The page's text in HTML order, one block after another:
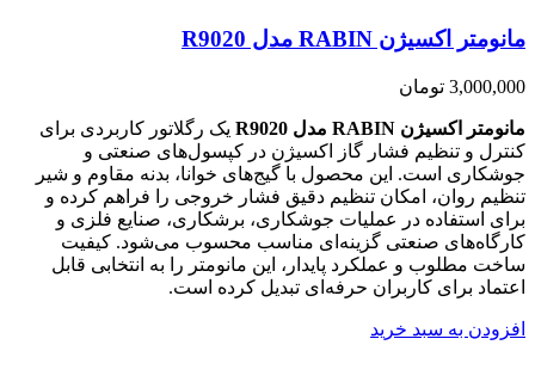
مانومتر اکسیژن RABIN مدل R9020
3,000,000 تومان
مانومتر اکسیژن RABIN مدل R9020
یک رگلاتور کاربردی برای
کنترل و تنظیم فشار گاز اکسیژن در کپسول‌های صنعتی و
جوشکاری است. این محصول با گیج‌های خوانا، بدنه مقاوم و شیر
تنظیم روان، امکان تنظیم دقیق فشار خروجی را فراهم کرده و
برای استفاده در عملیات جوشکاری، برشکاری، صنایع فلزی و
کارگاه‌های صنعتی گزینه‌ای مناسب محسوب می‌شود. کیفیت
ساخت مطلوب و عملکرد پایدار، این مانومتر را به انتخابی قابل
اعتماد برای کاربران حرفه‌ای تبدیل کرده است.
افزودن به سبد خرید